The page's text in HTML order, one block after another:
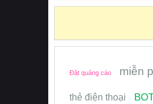
Đặt quảng cáo miễn
thẻ điện thoại